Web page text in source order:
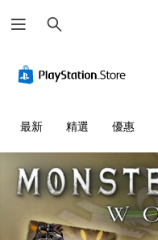
尋
最新 精選 優惠